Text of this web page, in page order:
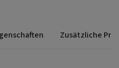
Zusätzliche